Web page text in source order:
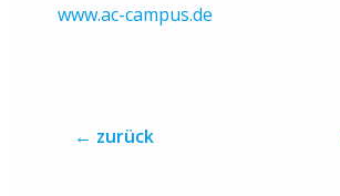
www.ac-campus.de
← zurück